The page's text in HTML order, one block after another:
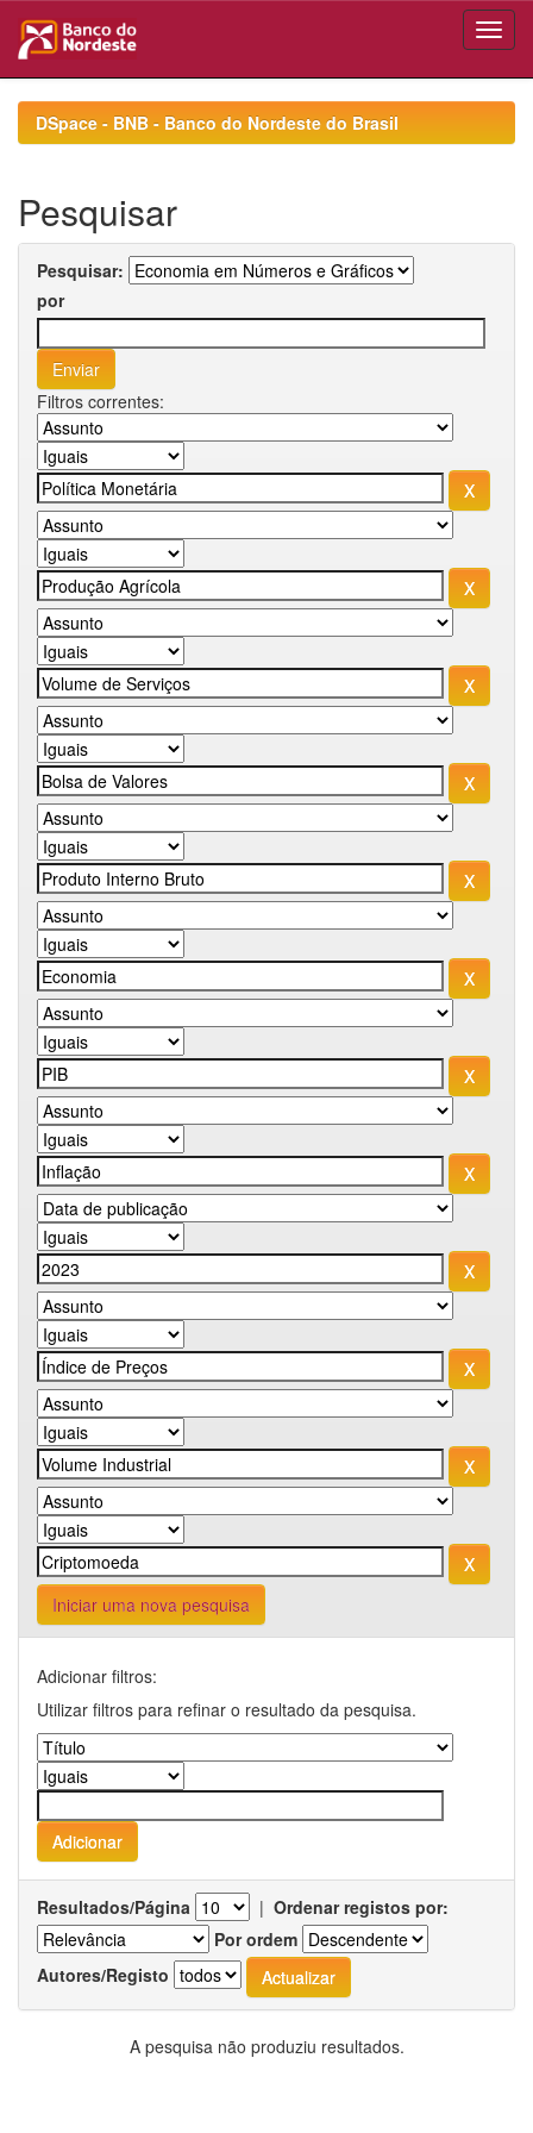
navigationDSpace - BNB - Banco do Nordeste do Brasil
Pesquisar
Pesquisar:
por
Filtros correntes:
Iniciar uma nova pesquisa
Adicionar filtros:
Utilizar filtros para refinar o resultado da pesquisa.
Resultados/Página | Ordenar registos por:
Por ordem
Autores/Registo
A pesquisa não produziu resultados.